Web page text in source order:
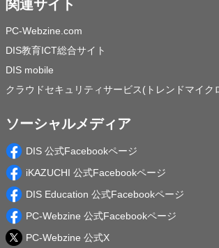
関連サイト
PC-Webzine.com
DIS教育ICT総合サイト
DIS mobile
クラウドセキュリティサービス(トレンドマイク
ソーシャルメディア
DIS 公式Facebookページ
iKAZUCHI 公式Facebookページ
DIS Education 公式Facebookページ
PC-Webzine 公式Facebookページ
PC-Webzine 公式X